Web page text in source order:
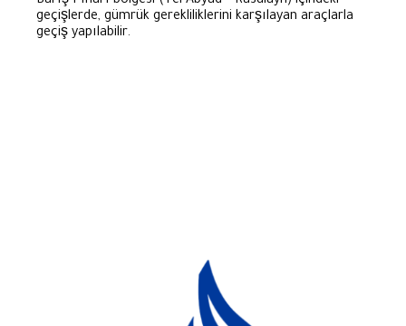
geçişlerde, gümrük gerekliliklerini karşılayan araçlarla
geçiş yapılabilir.